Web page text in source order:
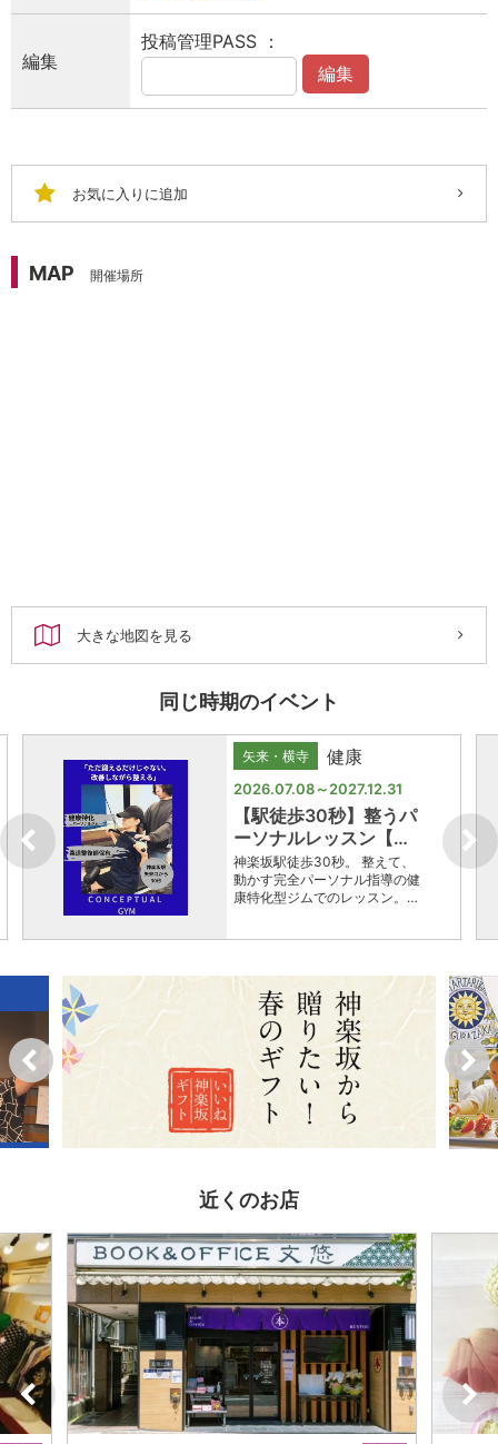
編集
投稿管理PASS ：
編集
お気に入りに追加
MAP 開催場所
大きな地図を見る
同じ時期のイベント
矢来・横寺 健康
2026.07.08～2027.12.31
【駅徒歩30秒】整うパ
ーソナルレッスン【…
神楽坂駅徒歩30秒。 整えて、
動かす完全パーソナル指導の健
康特化型ジムでのレッスン。…
近くのお店